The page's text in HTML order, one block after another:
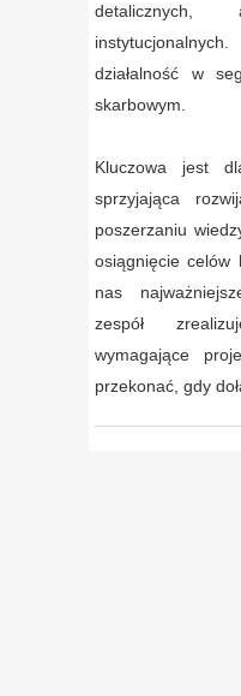
działalność w
skarbowym.
Kluczowa jest
sprzyjająca
poszerzaniu
osiągnięcie celów
nas
zespół
wymagające
przekonać, gdy